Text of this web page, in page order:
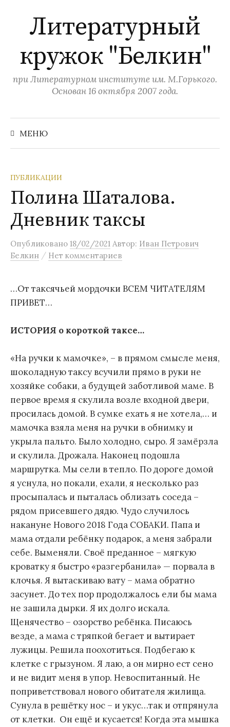
т
с
о
д
р
и
м
о
м
у
Литературный
кружок "Белкин"
при Литературном институте им. М.Горького.
Основан 16 октября 2007 года.
МЕНЮ
ПУБЛИКАЦИИ
Полина Шаталова.
Дневник таксы
Опубликовано 18/02/2021 Автор: Иван Петрович
Белкин / Нет комментариев
…От таксячьей мордочки ВСЕМ ЧИТАТЕЛЯМ
ПРИВЕТ…
ИСТОРИЯ о короткой таксе…
«На ручки к мамочке», – в прямом смысле меня,
шоколадную таксу всучили прямо в руки не
хозяйке собаки, а будущей заботливой маме. В
первое время я скулила возле входной двери,
просилась домой. В сумке ехать я не хотела,… и
мамочка взяла меня на ручки в обнимку и
укрыла пальто. Было холодно, сыро. Я замёрзла
и скулила. Дрожала. Наконец подошла
маршрутка. Мы сели в тепло. По дороге домой
я уснула, но покали, ехали, я несколько раз
просыпалась и пыталась облизать соседа –
рядом присевшего дядю. Чудо случилось
накануне Нового 2018 Года СОБАКИ. Папа и
мама отдали ребёнку подарок, а меня забрали
себе. Выменяли. Своё преданное – мягкую
кроватку я быстро «разгербанила» — порвала в
клочья. Я вытаскиваю вату – мама обратно
засунет. До тех пор продолжалось ели бы мама
не зашила дырки. Я их долго искала.
Щенячество – озорство ребёнка. Писаюсь
везде, а мама с тряпкой бегает и вытирает
лужицы. Решила поохотиться. Подбегаю к
клетке с грызуном. Я лаю, а он мирно ест сено
и не видит меня в упор. Невоспитанный. Не
поприветствовал нового обитателя жилища.
Сунула в решётку нос – и укус…так и отпрянула
от клетки. Он ещё и кусается! Когда эта мышка